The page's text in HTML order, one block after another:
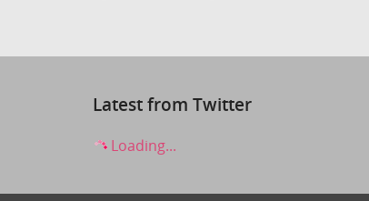
Latest from Twitter
Loading...